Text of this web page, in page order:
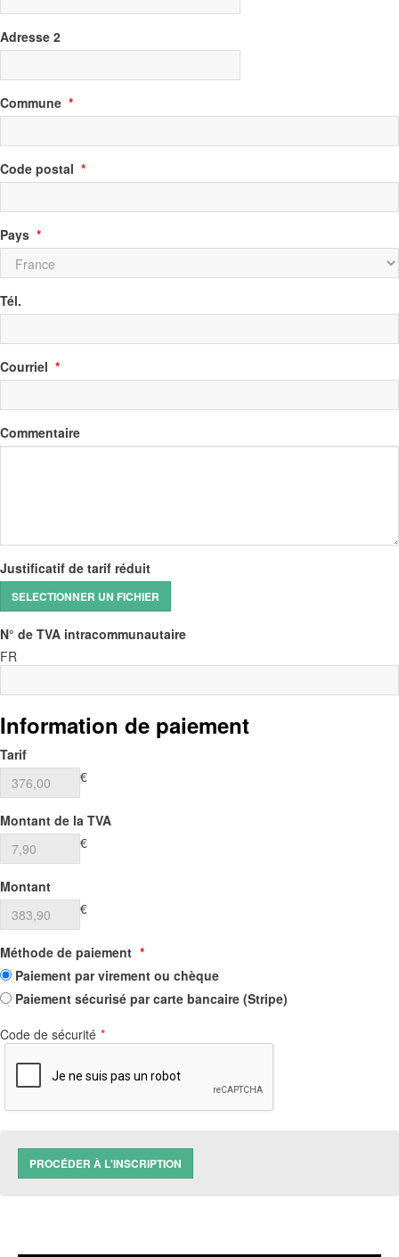
Adresse 2
Commune *
Code postal *
Pays *
Tél.
Courriel *
Commentaire
Justificatif de tarif réduit
N° de TVA intracommunautaire
FR
Information de paiement
Tarif
€
Montant de la TVA
€
Montant
€
Méthode de paiement *
Paiement par virement ou chèque
Paiement sécurisé par carte bancaire (Stripe)
Code de sécurité *